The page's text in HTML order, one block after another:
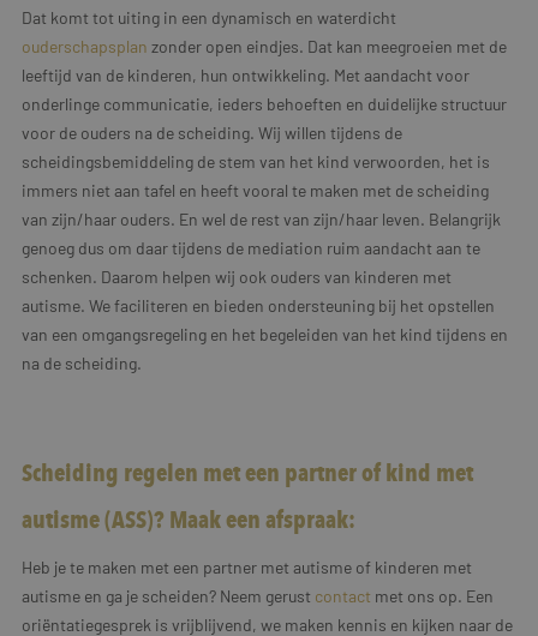
Dat komt tot uiting in een dynamisch en waterdicht
ouderschapsplan zonder open eindjes. Dat kan meegroeien met de
leeftijd van de kinderen, hun ontwikkeling. Met aandacht voor
onderlinge communicatie, ieders behoeften en duidelijke structuur
voor de ouders na de scheiding. Wij willen tijdens de
scheidingsbemiddeling de stem van het kind verwoorden, het is
immers niet aan tafel en heeft vooral te maken met de scheiding
van zijn/haar ouders. En wel de rest van zijn/haar leven. Belangrijk
genoeg dus om daar tijdens de mediation ruim aandacht aan te
schenken. Daarom helpen wij ook ouders van kinderen met
autisme. We faciliteren en bieden ondersteuning bij het opstellen
van een omgangsregeling en het begeleiden van het kind tijdens en
na de scheiding.
Scheiding regelen met een partner of kind met
autisme (ASS)? Maak een afspraak:
Heb je te maken met een partner met autisme of kinderen met
autisme en ga je scheiden? Neem gerust contact met ons op. Een
oriëntatiegesprek is vrijblijvend, we maken kennis en kijken naar de